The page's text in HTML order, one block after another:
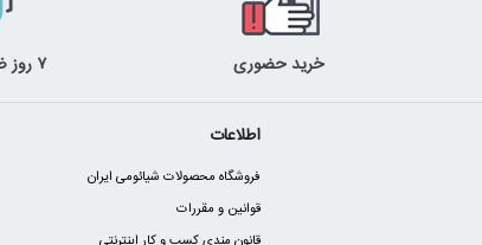
خرید حضوری ۷ روز ضمانت بازگشت
اطلاعات
فروشگاه محصولات شیائومی ایران
قوانین و مقررات